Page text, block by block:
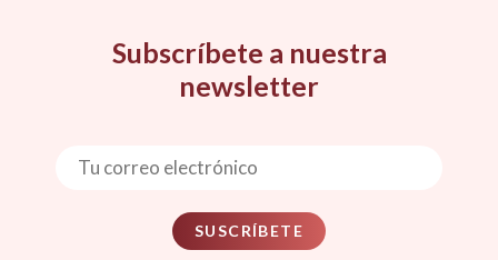
Subscríbete a nuestra
newsletter
SUSCRÍBETE